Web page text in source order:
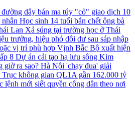
dây bán ma túy "cỏ" giao dịch 10
Học sinh 14 tuổi bắn chết ông bà
Lan Xả súng tại trường học ở Thái
trưởng, hiệu phó dôi dư sau sáp nhập
vị trí phù hợp Vịnh Bắc Bộ xuất hiện
8 Dự án cải tạo hạ lưu sông Kim
giờ ra sao? Hà Nội 'chạy đua' giải
Trục không gian QL1A gần 162.000 tỷ
lệnh mới siết quyền công dân theo nơi